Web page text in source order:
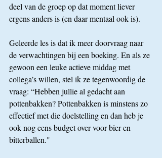
deel van de groep op dat moment liever
ergens anders is (en daar mentaal ook is).
Geleerde les is dat ik meer doorvraag naar
de verwachtingen bij een boeking. En als ze
gewoon een leuke actieve middag met
collega’s willen, stel ik ze tegenwoordig de
vraag: “Hebben jullie al gedacht aan
pottenbakken? Pottenbakken is minstens zo
effectief met die doelstelling en dan heb je
ook nog eens budget over voor bier en
bitterballen."